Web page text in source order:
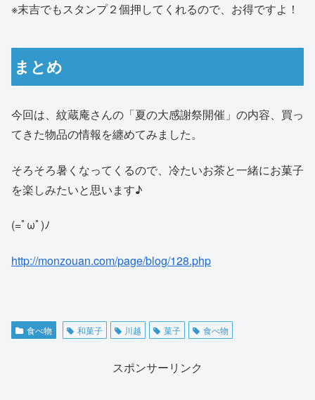
※末吉でもスタンプ２個押してくれるので、お得ですよ！
まとめ
今回は、紋蔵庵さんの「夏の大感謝祭開催」の内容、買っ
てきた物品の情報を纏めてみました。
そろそろ暑くなってくるので、冷たいお茶と一緒にお菓子
を楽しみたいと思います♪
(=ﾟωﾟ)ﾉ
http://monzouan.com/page/blog/128.php
食べ物 和菓子 川越 菓子 食べ物
スポンサーリンク